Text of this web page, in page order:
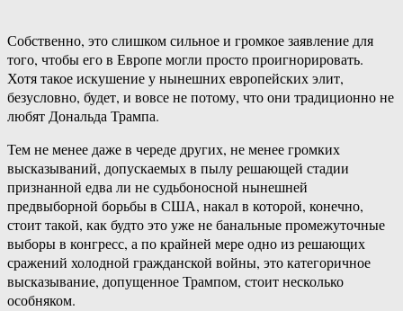
Собственно, это слишком сильное и громкое заявление для
того, чтобы его в Европе могли просто проигнорировать.
Хотя такое искушение у нынешних европейских элит,
безусловно, будет, и вовсе не потому, что они традиционно не
любят Дональда Трампа.
Тем не менее даже в череде других, не менее громких
высказываний, допускаемых в пылу решающей стадии
признанной едва ли не судьбоносной нынешней
предвыборной борьбы в США, накал в которой, конечно,
стоит такой, как будто это уже не банальные промежуточные
выборы в конгресс, а по крайней мере одно из решающих
сражений холодной гражданской войны, это категоричное
высказывание, допущенное Трампом, стоит несколько
особняком.